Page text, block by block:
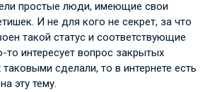
простые люди, имеющие свои
И не для кого не секрет, за что
такой статус и соответствующие
то интересует вопрос закрытых
сделали, то в интернете есть
эту тему.